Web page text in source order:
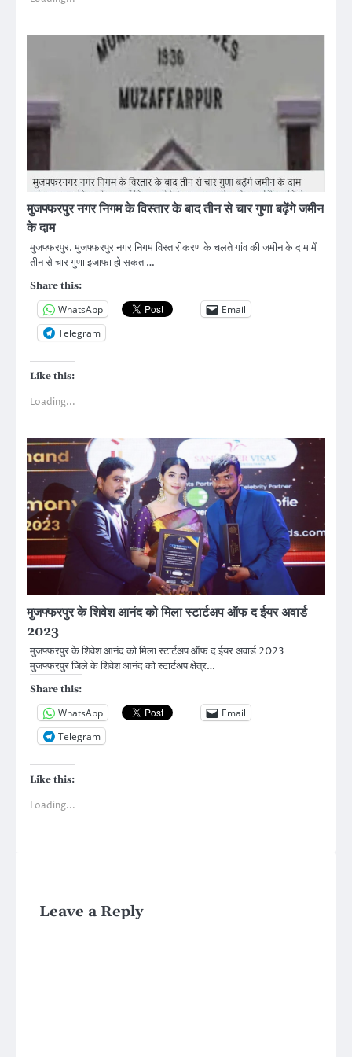
मुजफ्फरपुर नगर निगम के विस्तार के बाद तीन से चार गुणा बढ़ेंगे जमीन
के दाम
मुजफ्फरपुर. मुजफ्फरपुर नगर निगम विस्तारीकरण के चलते गांव की जमीन के दाम में
तीन से चार गुणा इजाफा हो सकता…
Share this:
WhatsApp
Email
Telegram
Like this:
Loading...
मुजफ्फरपुर के शिवेश आनंद को मिला स्टार्टअप ऑफ द ईयर अवार्ड
2023
मुजफ्फरपुर के शिवेश आनंद को मिला स्टार्टअप ऑफ द ईयर अवार्ड 2023
मुजफ्फरपुर जिले के शिवेश आनंद को स्टार्टअप क्षेत्र…
Share this:
WhatsApp
Email
Telegram
Like this:
Loading...
Leave a Reply